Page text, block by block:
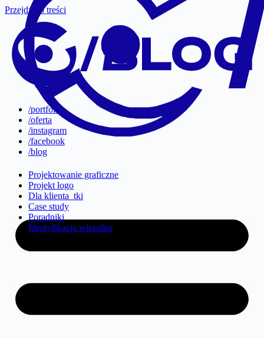
Przejdź do treści
/portfolio
/oferta
/instagram
/facebook
/blog
Projektowanie graficzne
Projekt logo
Dla klienta_tki
Case study
Poradniki
Identyfikacja wizualna